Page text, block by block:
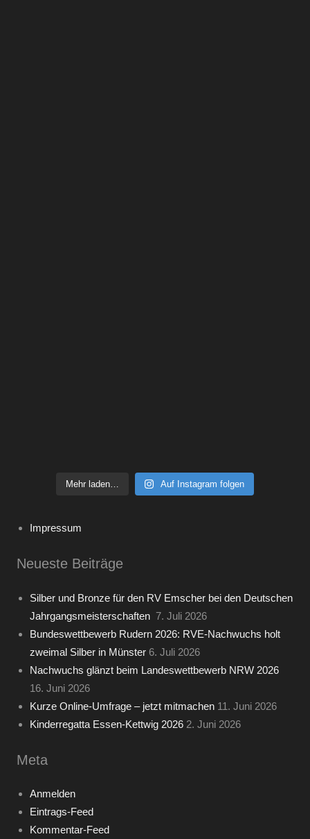
Mehr laden… Auf Instagram folgen
Impressum
Neueste Beiträge
Silber und Bronze für den RV Emscher bei den Deutschen
Jahrgangsmeisterschaften 7. Juli 2026
Bundeswettbewerb Rudern 2026: RVE-Nachwuchs holt
zweimal Silber in Münster 6. Juli 2026
Nachwuchs glänzt beim Landeswettbewerb NRW 2026
16. Juni 2026
Kurze Online-Umfrage – jetzt mitmachen 11. Juni 2026
Kinderregatta Essen-Kettwig 2026 2. Juni 2026
Meta
Anmelden
Eintrags-Feed
Kommentar-Feed